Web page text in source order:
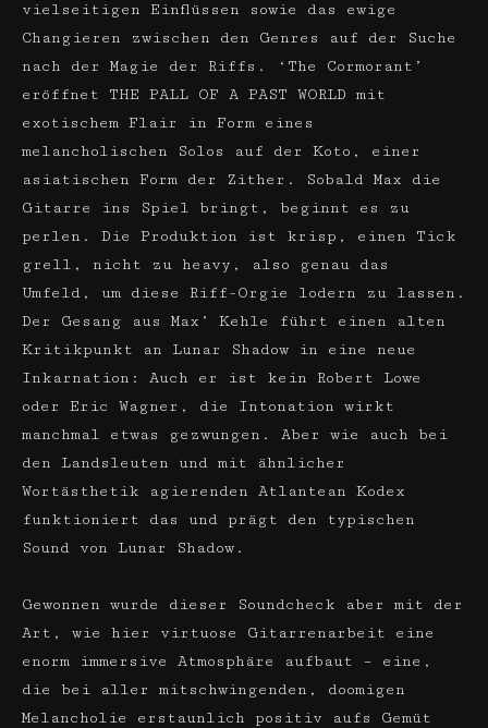
vielseitigen Einflüssen sowie das ewige
Changieren zwischen den Genres auf der Suche
nach der Magie der Riffs. ‘The Cormorant’
eröffnet THE PALL OF A PAST WORLD mit
exotischem Flair in Form eines
melancholischen Solos auf der Koto, einer
asiatischen Form der Zither. Sobald Max die
Gitarre ins Spiel bringt, beginnt es zu
perlen. Die Produktion ist krisp, einen Tick
grell, nicht zu heavy, also genau das
Umfeld, um diese Riff-Orgie lodern zu lassen.
Der Gesang aus Max’ Kehle führt einen alten
Kritikpunkt an Lunar Shadow in eine neue
Inkarnation: Auch er ist kein Robert Lowe
oder Eric Wagner, die Intonation wirkt
manchmal etwas gezwungen. Aber wie auch bei
den Landsleuten und mit ähnlicher
Wortästhetik agierenden Atlantean Kodex
funktioniert das und prägt den typischen
Sound von Lunar Shadow.
Gewonnen wurde dieser Soundcheck aber mit der
Art, wie hier virtuose Gitarrenarbeit eine
enorm immersive Atmosphäre aufbaut – eine,
die bei aller mitschwingenden, doomigen
Melancholie erstaunlich positiv aufs Gemüt